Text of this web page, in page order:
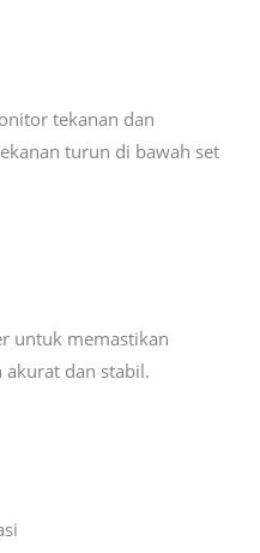
tekanan dan
turun di bawah set
untuk memastikan
dan stabil.